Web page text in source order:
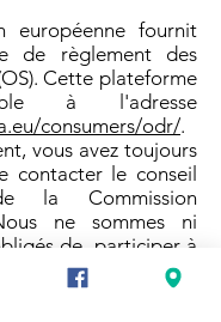
européenne fournit
de règlement des
Cette plateforme
à l'adresse
consumers/odr/.
vous avez toujours
contacter le conseil
la Commission
ne sommes ni
de, participer à
de règlement des
conseil d'arbitrage